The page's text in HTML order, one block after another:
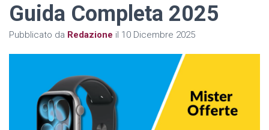
Guida Completa 2025
Pubblicato da Redazione il 10 Dicembre 2025